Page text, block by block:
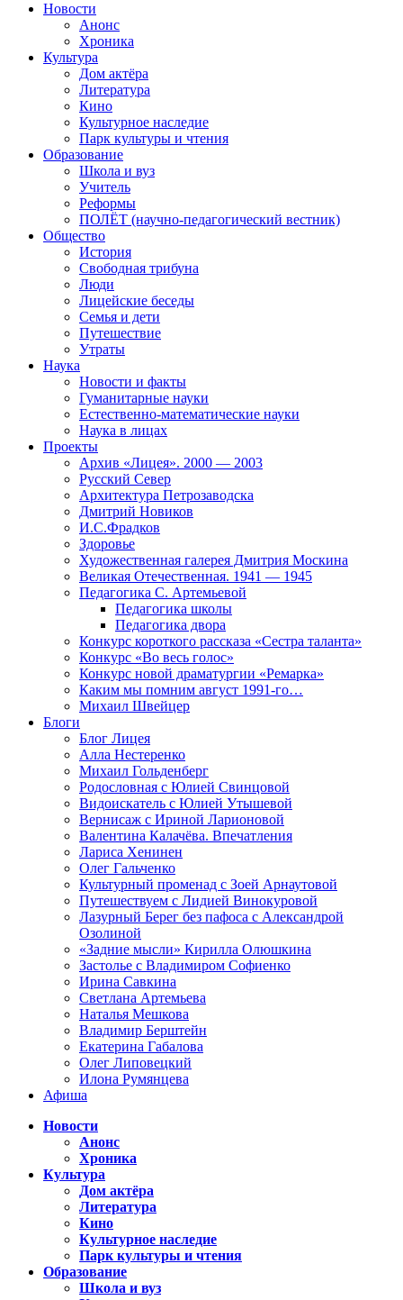
Новости
Анонс
Хроника
Культура
Дом актёра
Литература
Кино
Культурное наследие
Парк культуры и чтения
Образование
Школа и вуз
Учитель
Реформы
ПОЛЁТ (научно-педагогический вестник)
Общество
История
Свободная трибуна
Люди
Лицейские беседы
Семья и дети
Путешествие
Утраты
Наука
Новости и факты
Гуманитарные науки
Естественно-математические науки
Наука в лицах
Проекты
Архив «Лицея». 2000 — 2003
Русский Север
Архитектура Петрозаводска
Дмитрий Новиков
И.С.Фрадков
Здоровье
Художественная галерея Дмитрия Москина
Великая Отечественная. 1941 — 1945
Педагогика С. Артемьевой
Педагогика школы
Педагогика двора
Конкурс короткого рассказа «Сестра таланта»
Конкурс «Во весь голос»
Конкурс новой драматургии «Ремарка»
Каким мы помним август 1991-го…
Михаил Швейцер
Блоги
Блог Лицея
Алла Нестеренко
Михаил Гольденберг
Родословная с Юлией Свинцовой
Видоискатель с Юлией Утышевой
Вернисаж с Ириной Ларионовой
Валентина Калачёва. Впечатления
Лариса Хенинен
Олег Гальченко
Культурный променад с Зоей Арнаутовой
Путешествуем с Лидией Винокуровой
Лазурный Берег без пафоса с Александрой
Озолиной
«Задние мысли» Кирилла Олюшкина
Застолье с Владимиром Софиенко
Ирина Савкина
Светлана Артемьева
Наталья Мешкова
Владимир Берштейн
Екатерина Габалова
Олег Липовецкий
Илона Румянцева
Афиша
Новости
Анонс
Хроника
Культура
Дом актёра
Литература
Кино
Культурное наследие
Парк культуры и чтения
Образование
Школа и вуз